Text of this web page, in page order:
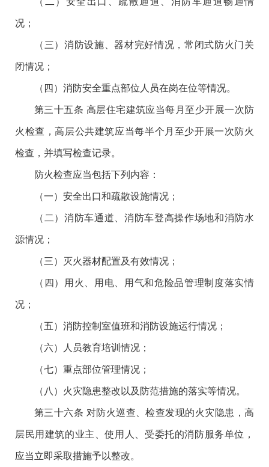
况；
（三）消防设施、器材完好情况，常闭式防火门关
闭情况；
（四）消防安全重点部位人员在岗在位等情况。
第三十五条 高层住宅建筑应当每月至少开展一次防
火检查，高层公共建筑应当每半个月至少开展一次防火
检查，并填写检查记录。
防火检查应当包括下列内容：
（一）安全出口和疏散设施情况；
（二）消防车通道、消防车登高操作场地和消防水
源情况；
（三）灭火器材配置及有效情况；
（四）用火、用电、用气和危险品管理制度落实情
况；
（五）消防控制室值班和消防设施运行情况；
（六）人员教育培训情况；
（七）重点部位管理情况；
（八）火灾隐患整改以及防范措施的落实等情况。
第三十六条 对防火巡查、检查发现的火灾隐患，高
层民用建筑的业主、使用人、受委托的消防服务单位，
应当立即采取措施予以整改。